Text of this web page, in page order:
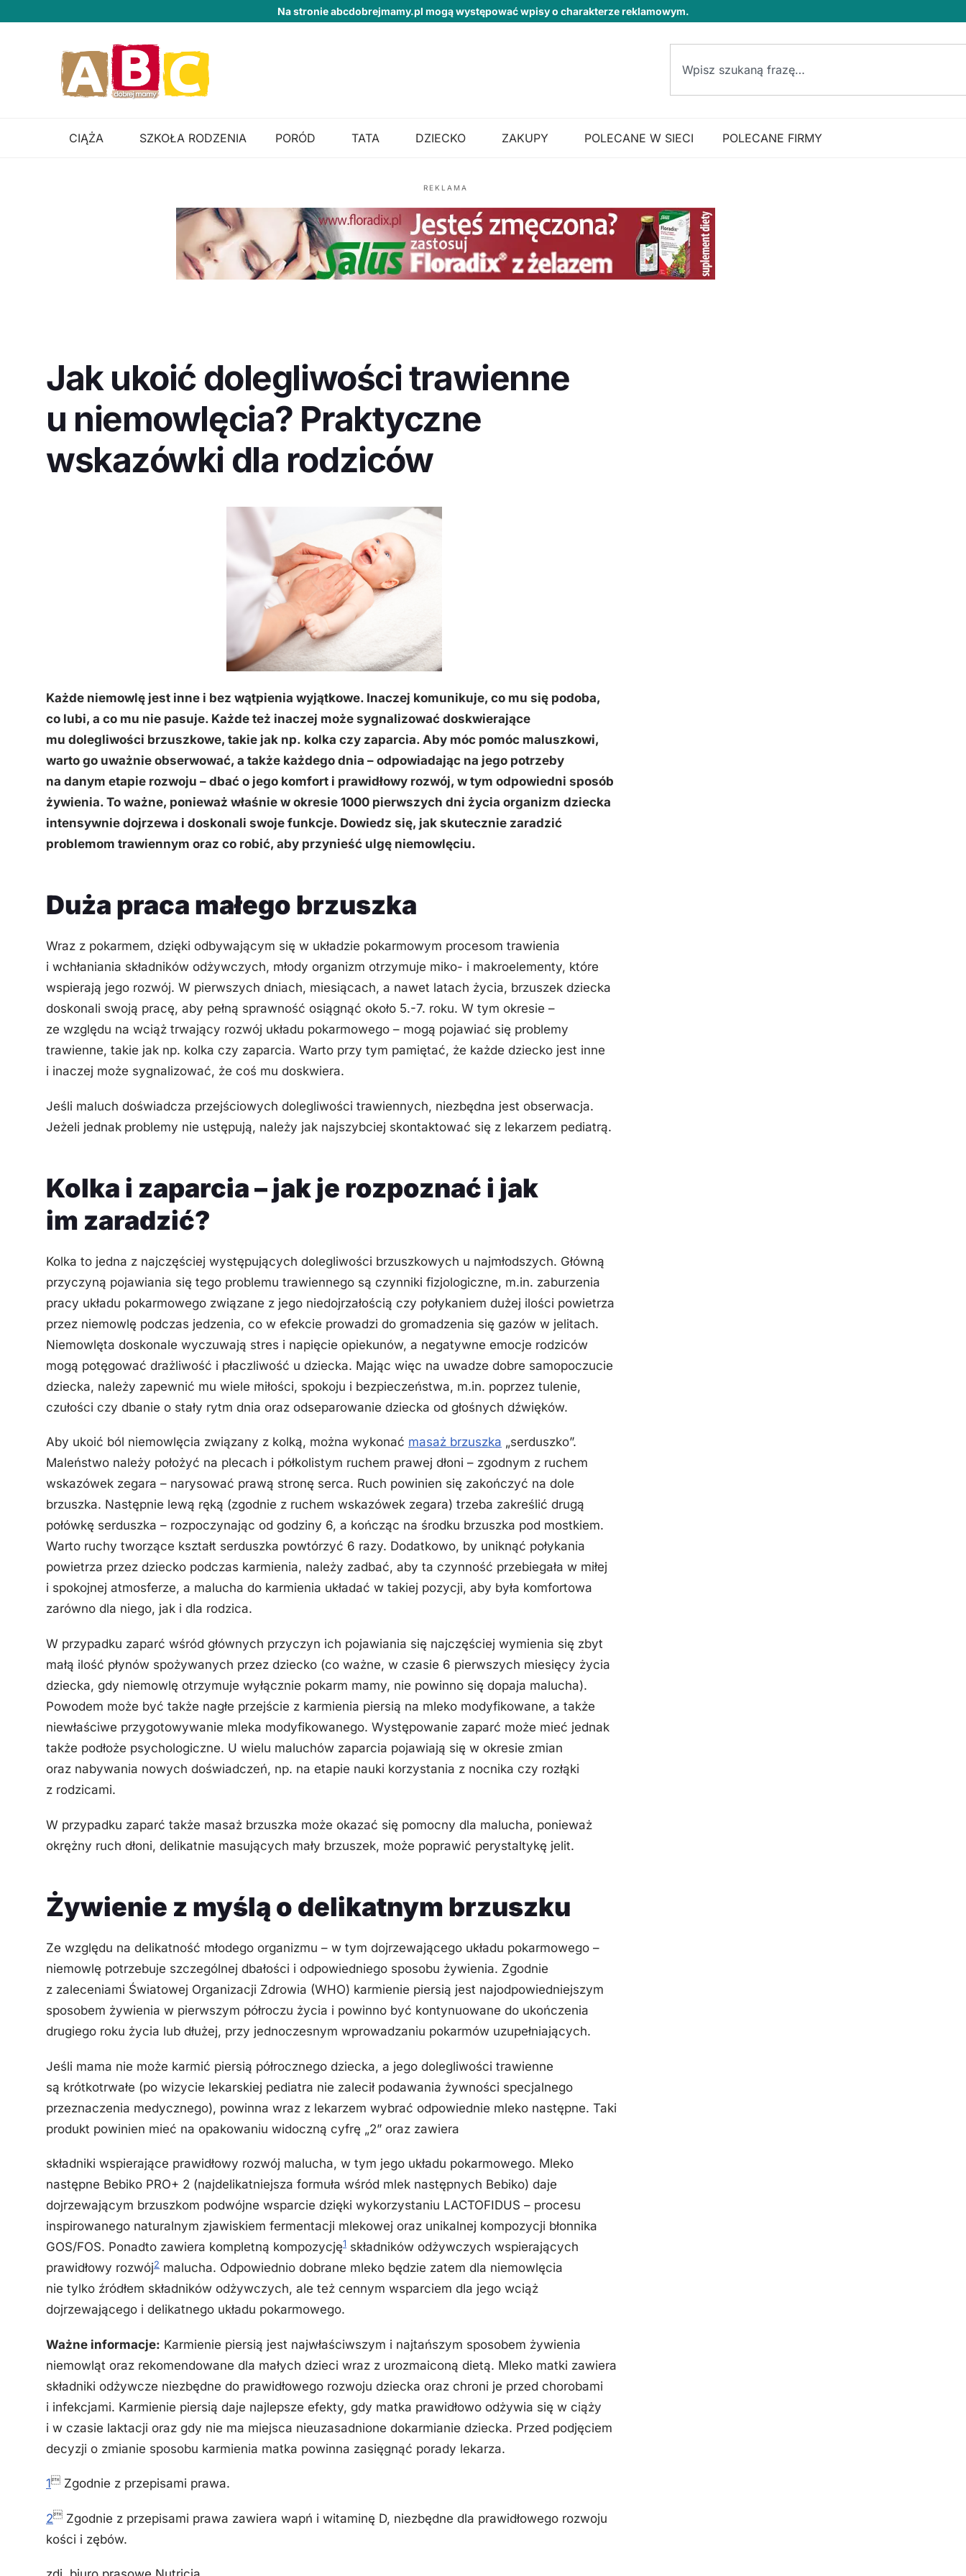
Na stronie abcdobrejmamy.pl mogą występować wpisy o charakterze reklamowym.
CIĄŻA SZKOŁA RODZENIA PORÓD TATA DZIECKO ZAKUPY POLECANE W SIECI POLECANE FIRMY
REKLAMA
Jak ukoić dolegliwości trawienne
u niemowlęcia? Praktyczne
wskazówki dla rodziców
Każde niemowlę jest inne i bez wątpienia wyjątkowe. Inaczej komunikuje, co mu się podoba,
co lubi, a co mu nie pasuje. Każde też inaczej może sygnalizować doskwierające
mu dolegliwości brzuszkowe, takie jak np. kolka czy zaparcia. Aby móc pomóc maluszkowi,
warto go uważnie obserwować, a także każdego dnia – odpowiadając na jego potrzeby
na danym etapie rozwoju – dbać o jego komfort i prawidłowy rozwój, w tym odpowiedni sposób
żywienia. To ważne, ponieważ właśnie w okresie 1000 pierwszych dni życia organizm dziecka
intensywnie dojrzewa i doskonali swoje funkcje. Dowiedz się, jak skutecznie zaradzić
problemom trawiennym oraz co robić, aby przynieść ulgę niemowlęciu.
Duża praca małego brzuszka
Wraz z pokarmem, dzięki odbywającym się w układzie pokarmowym procesom trawienia
i wchłaniania składników odżywczych, młody organizm otrzymuje miko- i makroelementy, które
wspierają jego rozwój. W pierwszych dniach, miesiącach, a nawet latach życia, brzuszek dziecka
doskonali swoją pracę, aby pełną sprawność osiągnąć około 5.-7. roku. W tym okresie –
ze względu na wciąż trwający rozwój układu pokarmowego – mogą pojawiać się problemy
trawienne, takie jak np. kolka czy zaparcia. Warto przy tym pamiętać, że każde dziecko jest inne
i inaczej może sygnalizować, że coś mu doskwiera.
Jeśli maluch doświadcza przejściowych dolegliwości trawiennych, niezbędna jest obserwacja.
Jeżeli jednak problemy nie ustępują, należy jak najszybciej skontaktować się z lekarzem pediatrą.
Kolka i zaparcia – jak je rozpoznać i jak
im zaradzić?
Kolka to jedna z najczęściej występujących dolegliwości brzuszkowych u najmłodszych. Główną
przyczyną pojawiania się tego problemu trawiennego są czynniki fizjologiczne, m.in. zaburzenia
pracy układu pokarmowego związane z jego niedojrzałością czy połykaniem dużej ilości powietrza
przez niemowlę podczas jedzenia, co w efekcie prowadzi do gromadzenia się gazów w jelitach.
Niemowlęta doskonale wyczuwają stres i napięcie opiekunów, a negatywne emocje rodziców
mogą potęgować drażliwość i płaczliwość u dziecka. Mając więc na uwadze dobre samopoczucie
dziecka, należy zapewnić mu wiele miłości, spokoju i bezpieczeństwa, m.in. poprzez tulenie,
czułości czy dbanie o stały rytm dnia oraz odseparowanie dziecka od głośnych dźwięków.
Aby ukoić ból niemowlęcia związany z kolką, można wykonać masaż brzuszka „serduszko”.
Maleństwo należy położyć na plecach i półkolistym ruchem prawej dłoni – zgodnym z ruchem
wskazówek zegara – narysować prawą stronę serca. Ruch powinien się zakończyć na dole
brzuszka. Następnie lewą ręką (zgodnie z ruchem wskazówek zegara) trzeba zakreślić drugą
połówkę serduszka – rozpoczynając od godziny 6, a kończąc na środku brzuszka pod mostkiem.
Warto ruchy tworzące kształt serduszka powtórzyć 6 razy. Dodatkowo, by uniknąć połykania
powietrza przez dziecko podczas karmienia, należy zadbać, aby ta czynność przebiegała w miłej
i spokojnej atmosferze, a malucha do karmienia układać w takiej pozycji, aby była komfortowa
zarówno dla niego, jak i dla rodzica.
W przypadku zaparć wśród głównych przyczyn ich pojawiania się najczęściej wymienia się zbyt
małą ilość płynów spożywanych przez dziecko (co ważne, w czasie 6 pierwszych miesięcy życia
dziecka, gdy niemowlę otrzymuje wyłącznie pokarm mamy, nie powinno się dopaja malucha).
Powodem może być także nagłe przejście z karmienia piersią na mleko modyfikowane, a także
niewłaściwe przygotowywanie mleka modyfikowanego. Występowanie zaparć może mieć jednak
także podłoże psychologiczne. U wielu maluchów zaparcia pojawiają się w okresie zmian
oraz nabywania nowych doświadczeń, np. na etapie nauki korzystania z nocnika czy rozłąki
z rodzicami.
W przypadku zaparć także masaż brzuszka może okazać się pomocny dla malucha, ponieważ
okrężny ruch dłoni, delikatnie masujących mały brzuszek, może poprawić perystaltykę jelit.
Żywienie z myślą o delikatnym brzuszku
Ze względu na delikatność młodego organizmu – w tym dojrzewającego układu pokarmowego –
niemowlę potrzebuje szczególnej dbałości i odpowiedniego sposobu żywienia. Zgodnie
z zaleceniami Światowej Organizacji Zdrowia (WHO) karmienie piersią jest najodpowiedniejszym
sposobem żywienia w pierwszym półroczu życia i powinno być kontynuowane do ukończenia
drugiego roku życia lub dłużej, przy jednoczesnym wprowadzaniu pokarmów uzupełniających.
Jeśli mama nie może karmić piersią półrocznego dziecka, a jego dolegliwości trawienne
są krótkotrwałe (po wizycie lekarskiej pediatra nie zalecił podawania żywności specjalnego
przeznaczenia medycznego), powinna wraz z lekarzem wybrać odpowiednie mleko następne. Taki
produkt powinien mieć na opakowaniu widoczną cyfrę „2” oraz zawiera
składniki wspierające prawidłowy rozwój malucha, w tym jego układu pokarmowego. Mleko
następne Bebiko PRO+ 2 (najdelikatniejsza formuła wśród mlek następnych Bebiko) daje
dojrzewającym brzuszkom podwójne wsparcie dzięki wykorzystaniu LACTOFIDUS – procesu
inspirowanego naturalnym zjawiskiem fermentacji mlekowej oraz unikalnej kompozycji błonnika
GOS/FOS. Ponadto zawiera kompletną kompozycję1 składników odżywczych wspierających
prawidłowy rozwój2 malucha. Odpowiednio dobrane mleko będzie zatem dla niemowlęcia
nie tylko źródłem składników odżywczych, ale też cennym wsparciem dla jego wciąż
dojrzewającego i delikatnego układu pokarmowego.
Ważne informacje: Karmienie piersią jest najwłaściwszym i najtańszym sposobem żywienia
niemowląt oraz rekomendowane dla małych dzieci wraz z urozmaiconą dietą. Mleko matki zawiera
składniki odżywcze niezbędne do prawidłowego rozwoju dziecka oraz chroni je przed chorobami
i infekcjami. Karmienie piersią daje najlepsze efekty, gdy matka prawidłowo odżywia się w ciąży
i w czasie laktacji oraz gdy nie ma miejsca nieuzasadnione dokarmianie dziecka. Przed podjęciem
decyzji o zmianie sposobu karmienia matka powinna zasięgnąć porady lekarza.
1 Zgodnie z przepisami prawa.
2 Zgodnie z przepisami prawa zawiera wapń i witaminę D, niezbędne dla prawidłowego rozwoju
kości i zębów.